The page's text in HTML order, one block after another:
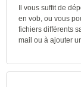
Il vous suffit de
en vob, ou vous
fichiers différents
mail ou à ajouter